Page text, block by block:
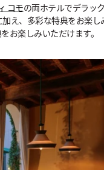
コモの両ホテルでデラッ
え、多彩な特典をお楽し
お楽しみいただけます。